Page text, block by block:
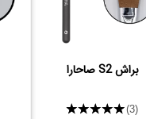
براش S2 صاحارا
★★★★★(3)